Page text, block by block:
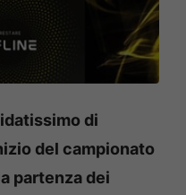
di
del campionato
partenza dei